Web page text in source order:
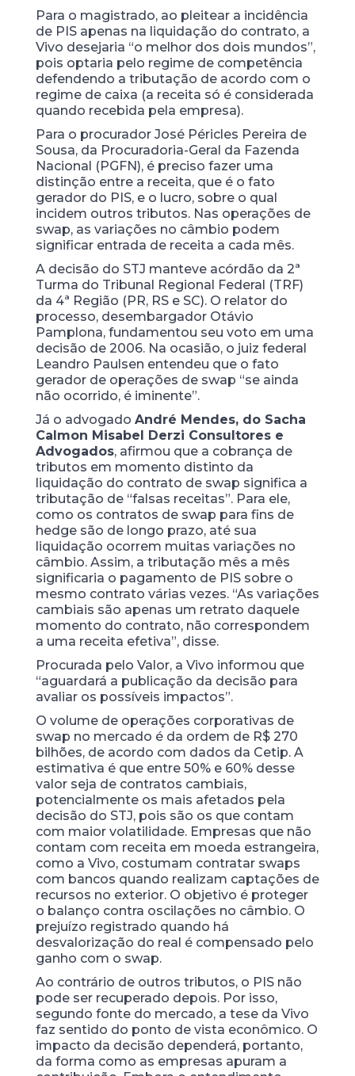
Para o magistrado, ao pleitear a incidência
de PIS apenas na liquidação do contrato, a
Vivo desejaria “o melhor dos dois mundos”,
pois optaria pelo regime de competência
defendendo a tributação de acordo com o
regime de caixa (a receita só é considerada
quando recebida pela empresa).
Para o procurador José Péricles Pereira de
Sousa, da Procuradoria-Geral da Fazenda
Nacional (PGFN), é preciso fazer uma
distinção entre a receita, que é o fato
gerador do PIS, e o lucro, sobre o qual
incidem outros tributos. Nas operações de
swap, as variações no câmbio podem
significar entrada de receita a cada mês.
A decisão do STJ manteve acórdão da 2ª
Turma do Tribunal Regional Federal (TRF)
da 4ª Região (PR, RS e SC). O relator do
processo, desembargador Otávio
Pamplona, fundamentou seu voto em uma
decisão de 2006. Na ocasião, o juiz federal
Leandro Paulsen entendeu que o fato
gerador de operações de swap “se ainda
não ocorrido, é iminente”.
Já o advogado André Mendes, do Sacha
Calmon Misabel Derzi Consultores e
Advogados, afirmou que a cobrança de
tributos em momento distinto da
liquidação do contrato de swap significa a
tributação de “falsas receitas”. Para ele,
como os contratos de swap para fins de
hedge são de longo prazo, até sua
liquidação ocorrem muitas variações no
câmbio. Assim, a tributação mês a mês
significaria o pagamento de PIS sobre o
mesmo contrato várias vezes. “As variações
cambiais são apenas um retrato daquele
momento do contrato, não correspondem
a uma receita efetiva”, disse.
Procurada pelo Valor, a Vivo informou que
“aguardará a publicação da decisão para
avaliar os possíveis impactos”.
O volume de operações corporativas de
swap no mercado é da ordem de R$ 270
bilhões, de acordo com dados da Cetip. A
estimativa é que entre 50% e 60% desse
valor seja de contratos cambiais,
potencialmente os mais afetados pela
decisão do STJ, pois são os que contam
com maior volatilidade. Empresas que não
contam com receita em moeda estrangeira,
como a Vivo, costumam contratar swaps
com bancos quando realizam captações de
recursos no exterior. O objetivo é proteger
o balanço contra oscilações no câmbio. O
prejuízo registrado quando há
desvalorização do real é compensado pelo
ganho com o swap.
Ao contrário de outros tributos, o PIS não
pode ser recuperado depois. Por isso,
segundo fonte do mercado, a tese da Vivo
faz sentido do ponto de vista econômico. O
impacto da decisão dependerá, portanto,
da forma como as empresas apuram a